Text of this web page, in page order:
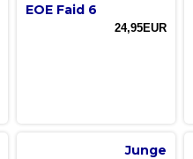
EOE Faid 6
24,95EUR
Junge